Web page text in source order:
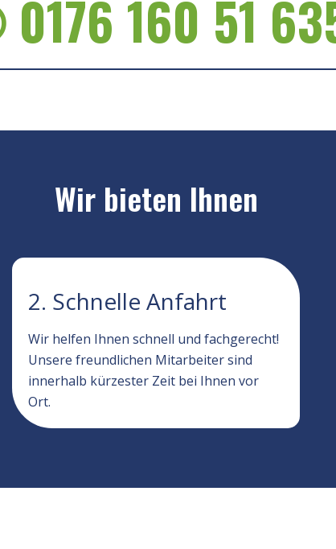
160 51
Wir bieten Ihnen
2. Schnelle Anfahrt
Wir helfen Ihnen schnell und fachgerecht!
Unsere freundlichen Mitarbeiter sind
innerhalb kürzester Zeit bei Ihnen vor
Ort.